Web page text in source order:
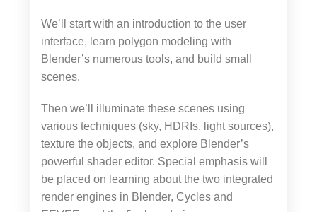
We’ll start with an introduction to the user
interface, learn polygon modeling with
Blender’s numerous tools, and build small
scenes.
Then we’ll illuminate these scenes using
various techniques (sky, HDRIs, light sources),
texture the objects, and explore Blender’s
powerful shader editor. Special emphasis will
be placed on learning about the two integrated
render engines in Blender, Cycles and